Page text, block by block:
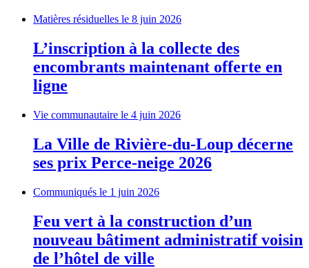
Matières résiduelles le 8 juin 2026
L’inscription à la collecte des
encombrants maintenant offerte en
ligne
Vie communautaire le 4 juin 2026
La Ville de Rivière-du-Loup décerne
ses prix Perce-neige 2026
Communiqués le 1 juin 2026
Feu vert à la construction d’un
nouveau bâtiment administratif voisin
de l’hôtel de ville